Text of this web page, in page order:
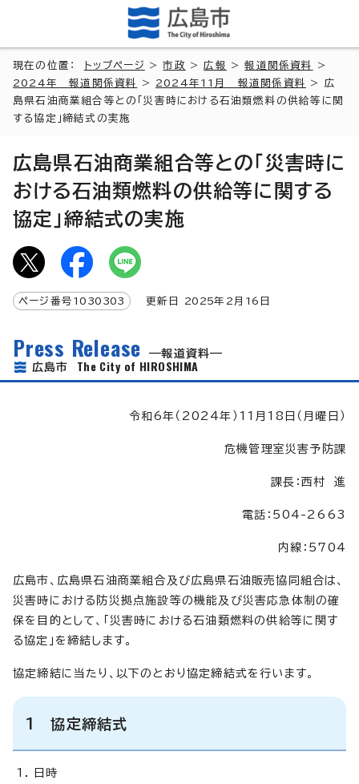
現在の位置： トップページ >市政 >広報 >報道関係資料
>
2024年 報道関係資料
> 2024年11月 報道関係資料
> 広
島県石油商業組合等との「災害時における石油類燃料の供給等に関
する協定」締結式の実施
広島県石油商業組合等との「災害時に
おける石油類燃料の供給等に関する
協定」締結式の実施
ページ番号 1030303 更新日 2025年2月 16 日
Press Release
報道資料
広島市 The City of HIROSHIMA
令和6年（2024年）11月18日（月曜日）
危機管理室災害予防課
課長：西村 進
電話：504-2663
内線：5704
広島市、広島県石油商業組合及び広島県石油販売協同組合は、
災害時における防災拠点施設等の機能及び災害応急体制の確
保を目的として、「災害時における石油類燃料の供給等に関す
る協定」を締結します。
協定締結に当たり、以下のとおり協定締結式を行います。
1 協定締結式
日時